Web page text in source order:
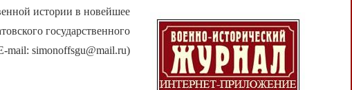
истории в новейшее
государственного
mail: simonoffsgu@mail.ru)